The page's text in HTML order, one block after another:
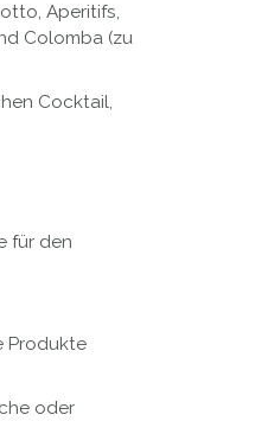
Aperitifs,
Colomba (zu
Cocktail,
für den
Produkte
oder